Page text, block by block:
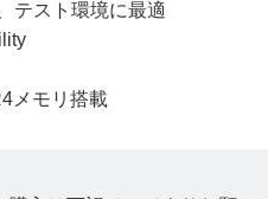
テスト環境に最適
メモリ搭載